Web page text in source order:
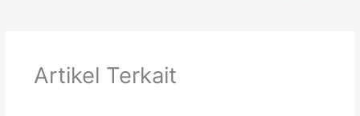
e
o
er
p k
Artikel Terkait